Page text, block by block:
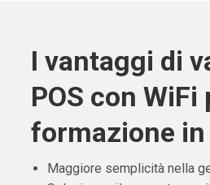
I vantaggi di
POS con WiFi
formazione in
Maggiore semplicità nella